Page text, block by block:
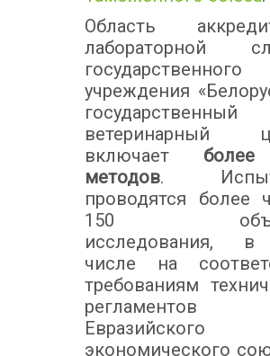
Область
лабораторной
государственного
учреждения
государственный
ветеринарный
включает
методов.
проводятся более
150
исследования,
числе на
требованиям
регламентов
Евразийского
экономического